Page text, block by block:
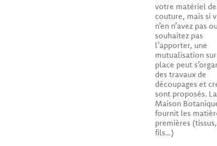
votre matériel de
couture, mais si
n’en n’avez pas
souhaitez pas
l’apporter, une
mutualisation sur
place peut
des travaux de
découpages et
sont proposés. La
Maison
fournit les
premières (tissus,
fils…)